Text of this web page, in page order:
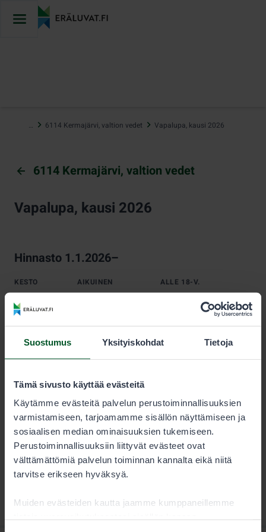
Suostumus Yksityiskohdat Tietoja
Tämä sivusto käyttää evästeitä
Käytämme evästeitä palvelun perustoiminnallisuuksien
varmistamiseen, tarjoamamme sisällön näyttämiseen ja
sosiaalisen median ominaisuuksien tukemiseen.
Perustoiminnallisuuksiin liittyvät evästeet ovat
välttämättömiä palvelun toiminnan kannalta eikä niitä
tarvitse erikseen hyväksyä.
Muiden evästeiden kautta jaamme kumppaneillemme
sisältöön
… 6114 Kermajärvi, valtion vedet Vapalupa, kausi 2026
6114 Kermajärvi, valtion vedet
Vapalupa, kausi 2026
Hinnasto 1.1.2026–
KESTO AIKUINEN ALLE 18-V.
Kausi
Alle 18-vuotias saa vapaluvan puoleen hintaan.
kuuluvan aikuisen vapaluvalla samaan saaliskiintiöön,
jolloin hän ei tarvitse omaa vapalupaa.